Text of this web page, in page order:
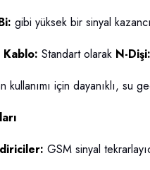
gibi yüksek bir sinyal
Standart olarak N-Dişi:
kullanımı için dayanıklı,
GSM sinyal